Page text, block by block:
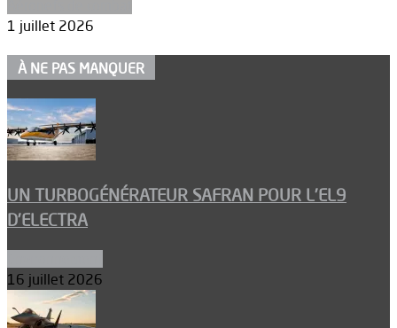
1 juillet 2026
À NE PAS MANQUER
UN TURBOGÉNÉRATEUR SAFRAN POUR L’EL9
D’ELECTRA
16 juillet 2026